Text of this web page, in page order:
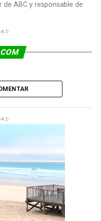
de ABC y responsable de